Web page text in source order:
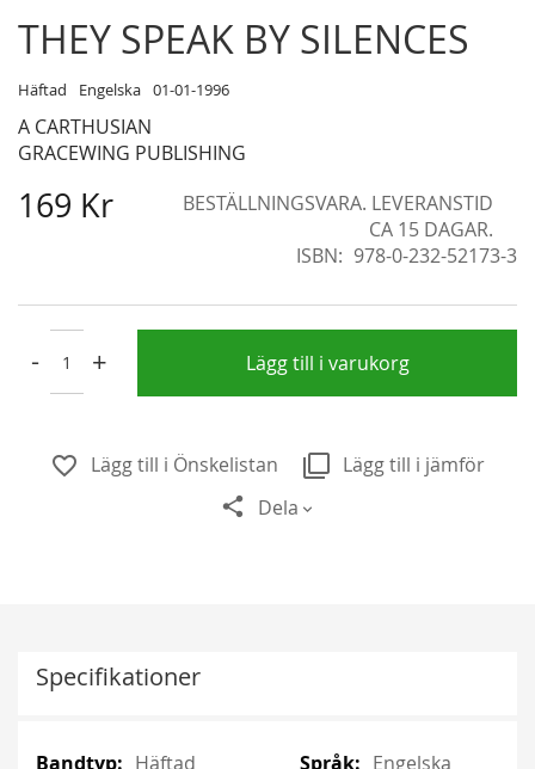
THEY SPEAK BY SILENCES
Häftad Engelska 01-01-1996
A CARTHUSIAN
GRACEWING PUBLISHING
169 Kr
BESTÄLLNINGSVARA. LEVERANSTID
CA 15 DAGAR.
ISBN
978-0-232-52173-3
- + Lägg till i varukorg
Lägg till i Önskelistan
Lägg till i jämför
Dela
Skip
to
beginning
of
the
gallery
Specifikationer
Häftad Engelska